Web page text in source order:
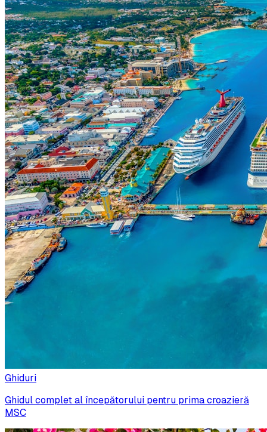
Ghiduri
Ghidul complet al începătorului pentru prima croazieră
MSC